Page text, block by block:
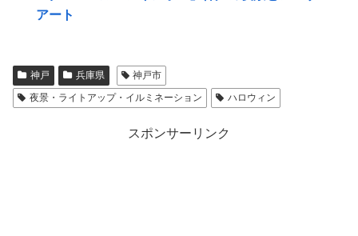
アート
神戸 兵庫県
神戸市
夜景・ライトアップ・イルミネーション
ハロウィン
スポンサーリンク